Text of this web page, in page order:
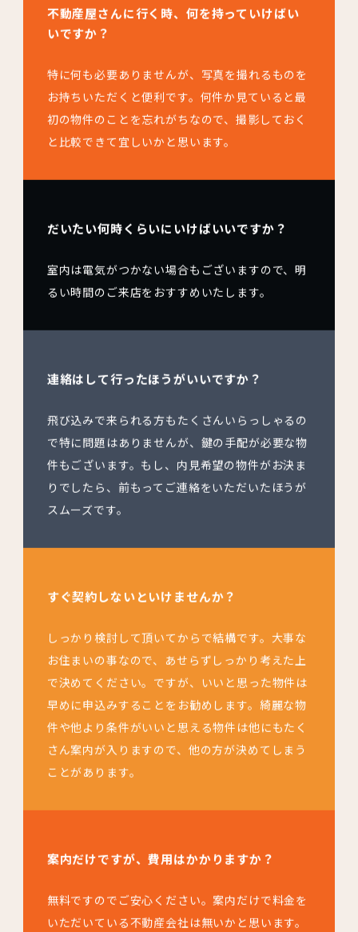
不動産屋さんに行く時、何を持っていけばい
いですか？
特に何も必要ありませんが、写真を撮れるものを
お持ちいただくと便利です。何件か見ていると最
初の物件のことを忘れがちなので、撮影しておく
と比較できて宜しいかと思います。
だいたい何時くらいにいけばいいですか？
室内は電気がつかない場合もございますので、明
るい時間のご来店をおすすめいたします。
連絡はして行ったほうがいいですか？
飛び込みで来られる方もたくさんいらっしゃるの
で特に問題はありませんが、鍵の手配が必要な物
件もございます。もし、内見希望の物件がお決ま
りでしたら、前もってご連絡をいただいたほうが
スムーズです。
すぐ契約しないといけませんか？
しっかり検討して頂いてからで結構です。大事な
お住まいの事なので、あせらずしっかり考えた上
で決めてください。ですが、いいと思った物件は
早めに申込みすることをお勧めします。綺麗な物
件や他より条件がいいと思える物件は他にもたく
さん案内が入りますので、他の方が決めてしまう
ことがあります。
案内だけですが、費用はかかりますか？
無料ですのでご安心ください。案内だけで料金を
いただいている不動産会社は無いかと思います。